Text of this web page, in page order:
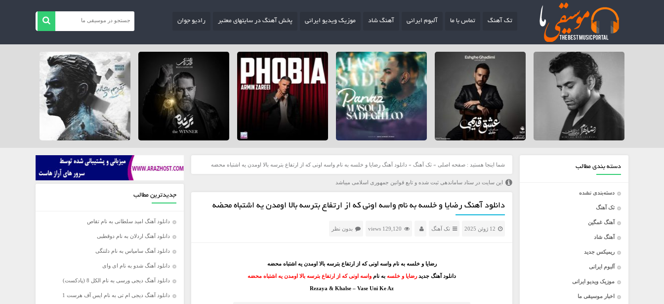
تک آهنگ تماس با ما آلبوم ایرانی آهنگ شاد موزیک ویدیو ایرانی پخش آهنگ در سایتهای معتبر رادیو جوان
دسته بندی مطالب
دسته‌بندی نشده
تک آهنگ
آهنگ غمگین
آهنگ شاد
ریمیکس جدید
آلبوم ایرانی
موزیک ویدیو ایرانی
اخبار موسیقی ما
شما اینجا هستید : صفحه اصلی » تک آهنگ » دانلود آهنگ رضایا و خلسه به نام واسه اونی که از ارتفاع بترسه بالا اومدن یه اشتباه محضه
این سایت در ستاد ساماندهی ثبت شده و تابع قوانین جمهوری اسلامی میباشد
دانلود آهنگ رضایا و خلسه به نام واسه اونی که از ارتفاع بترسه بالا اومدن یه اشتباه محضه
12 ژوئن 2025 تک آهنگ 129,120 views بدون نظر
رضایا و خلسه به نام واسه اونی که از ارتفاع بترسه بالا اومدن یه اشتباه محضه
دانلود آهنگ جدید رضایا و خلسه به نام واسه اونی که از ارتفاع بترسه بالا اومدن یه اشتباه محضه
Rezaya & Khalse – Vase Uni Ke Az
جدیدترین مطالب
دانلود آهنگ امید سلطانی به نام تقاص
دانلود آهنگ اردلان به نام دوقطبی
دانلود آهنگ سامیاس به نام دلتنگی
دانلود آهنگ شدو به نام ای وای
دانلود آهنگ دیجی ورسی به نام الکل 8 (پادکست)
دانلود آهنگ دیجی ام تی به نام ایس آف هرست 1